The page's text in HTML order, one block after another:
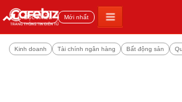
Đọc nhiều Mới nhất
Kinh doanh Tài chính ngân hàng Bất động sản